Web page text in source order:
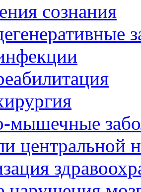
сознания
мышечные
центральной